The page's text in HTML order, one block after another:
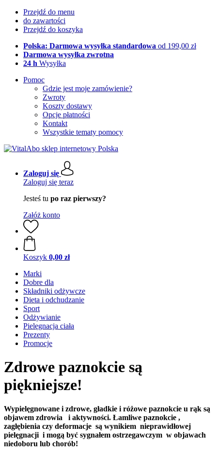
Przejdź do menu
do zawartości
Przejdź do koszyka
Polska: Darmowa wysyłka standardowa od 199,00 zł
Darmowa wysyłka zwrotna
24 h Wysyłka
Pomoc
Gdzie jest moje zamówienie?
Zwroty
Koszty dostawy
Opcje płatności
Kontakt
Wszystkie tematy pomocy
Zaloguj się
Zaloguj się teraz
Jesteś tu po raz pierwszy?
Załóż konto
Koszyk 0,00 zł
Marki
Dobre dla
Składniki odżywcze
Dieta i odchudzanie
Sport
Odżywianie
Pielęgnacja ciała
Prezenty
Promocje
Zdrowe paznokcie są
piękniejsze!
Wypielęgnowane i zdrowe, gładkie i różowe paznokcie u rąk są
objawem zdrowia i aktywności. Łamliwe paznokcie ,
zagłębienia czy deformacje są wynikiem nieprawidłowej
pielęgnacji i mogą być sygnałem ostrzegawczym w objawach
niedoboru lub chorób!